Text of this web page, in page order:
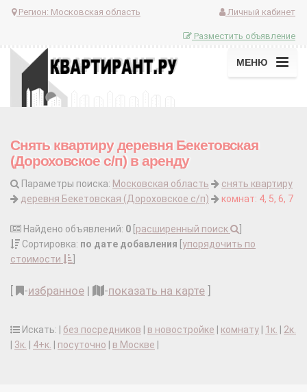
Регион: Московская область Личный кабинет
Разместить объявление
МЕНЮ
Снять квартиру деревня Бекетовская
(Дороховское с/п) в аренду
Параметры поиска: Московская область
снять квартиру
деревня Бекетовская (Дороховское с/п)
комнат: 4, 5, 6, 7
Найдено объявлений: 0 расширенный поиск
Сортировка: по дате добавления упорядочить по
стоимости
-избранное | -показать на карте
Искать: | без посредников в новостройке комнату 1к.
2к.
3к. 4+к. посуточно в Москве